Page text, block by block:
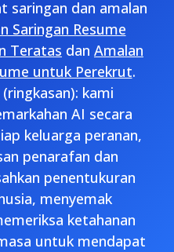
saringan dan amalan
Saringan Resume
Teratas dan Amalan
untuk Perekrut.
kami
AI secara
keluarga peranan,
penarafan dan
penentukuran
menyemak
ketahanan
untuk mendapat